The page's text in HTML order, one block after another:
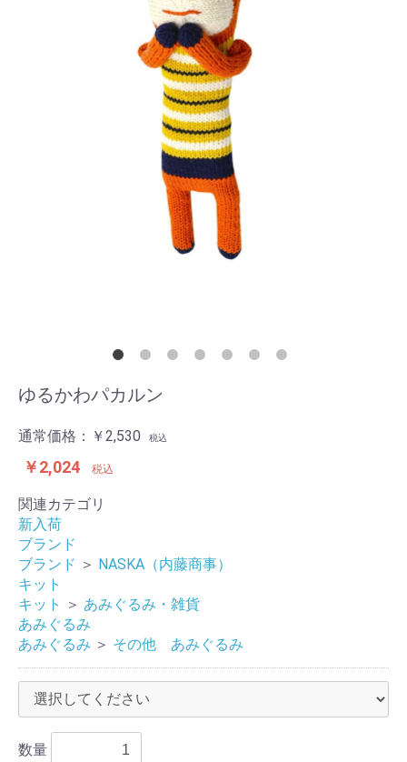
ゆるかわパカルン
通常価格： ￥2,530 税込
￥2,024 税込
関連カテゴリ
新入荷
ブランド
ブランド ＞ NASKA（内藤商事）
キット
キット
＞ あみぐるみ・雑貨
あみぐるみ
あみぐるみ ＞ その他 あみぐるみ
数量